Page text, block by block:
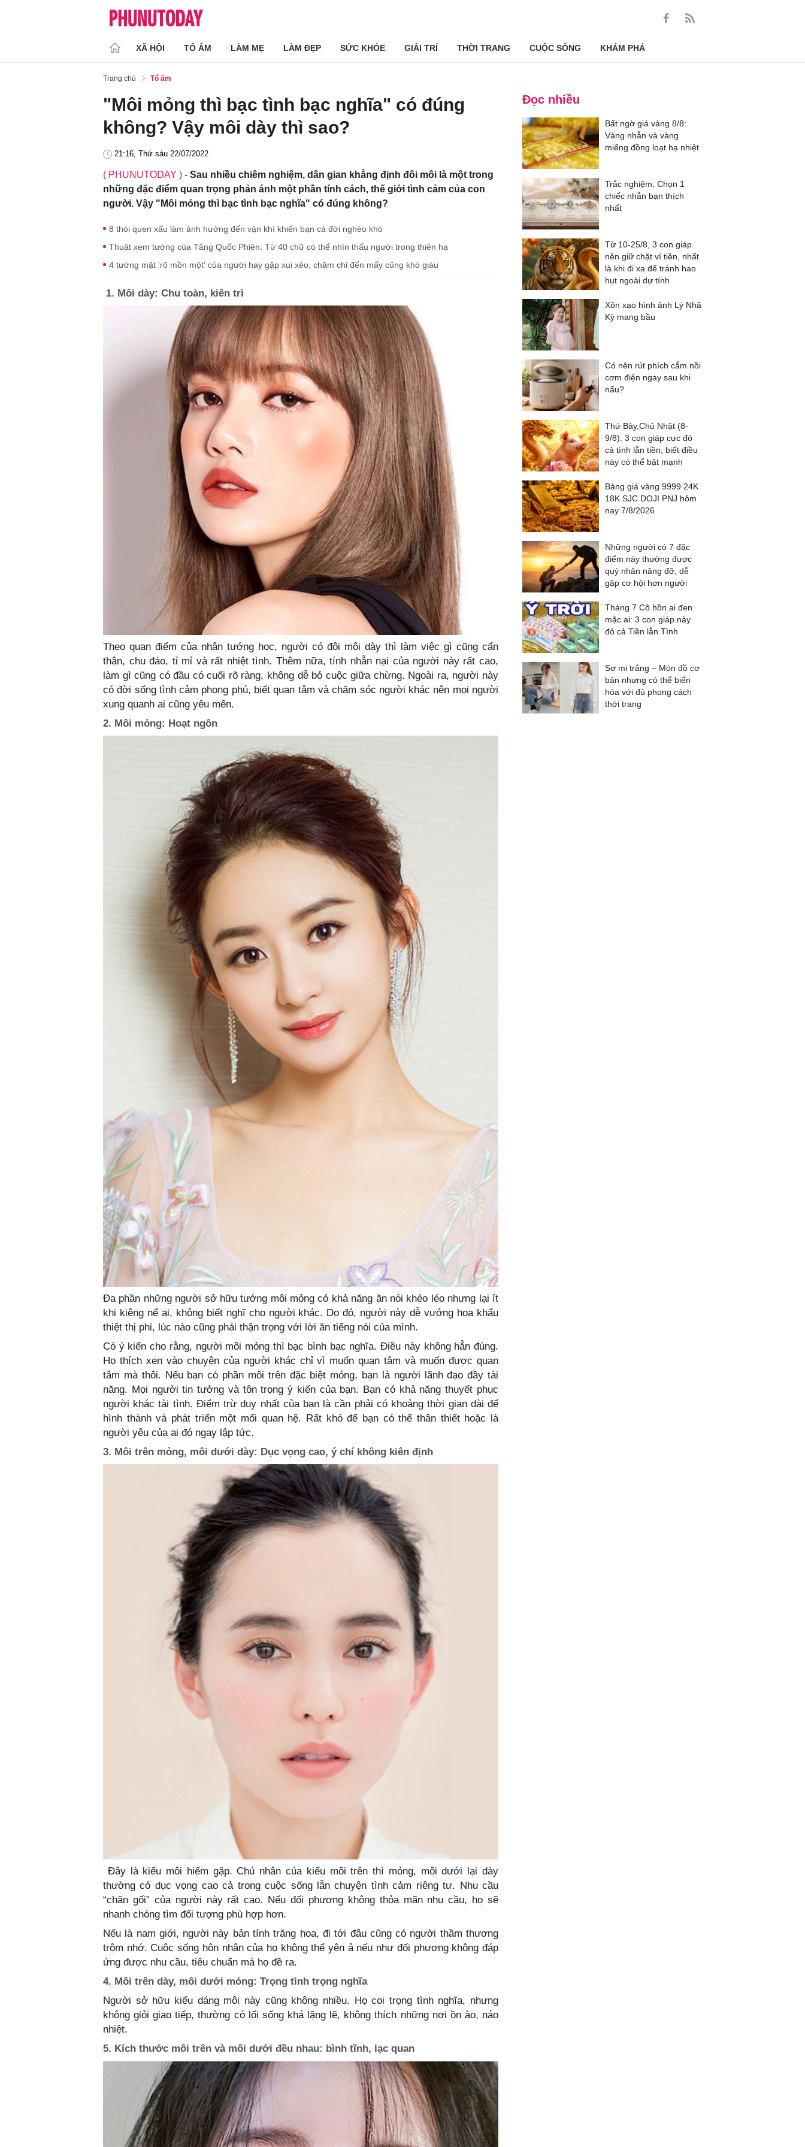
XÃ HỘI TỔ ẤM LÀM MẸ LÀM ĐẸP SỨC KHỎE GIẢI TRÍ THỜI TRANG CUỘC SỐNG KHÁM PHÁ
Trang chủ Tổ ấm
"Môi mỏng thì bạc tình bạc nghĩa" có đúng
không? Vậy môi dày thì sao?
21:16, Thứ sáu 22/07/2022
( PHUNUTODAY ) - Sau nhiều chiêm nghiệm, dân gian khẳng định đôi môi là một trong
những đặc điểm quan trọng phản ánh một phần tính cách, thế giới tình cảm của con
người. Vậy "Môi mỏng thì bạc tình bạc nghĩa" có đúng không?
8 thói quen xấu làm ảnh hưởng đến vận khí khiến bạn cả đời nghèo khó
Thuật xem tướng của Tăng Quốc Phiên: Từ 40 chữ có thể nhìn thấu người trong thiên hạ
4 tướng mặt 'rõ mồn một' của người hay gặp xui xẻo, chăm chỉ đến mấy cũng khó giàu
1. Môi dày: Chu toàn, kiên trì
Theo quan điểm của nhân tướng học, người có đôi môi dày thì làm việc gì cũng cẩn
thận, chu đáo, tỉ mỉ và rất nhiệt tình. Thêm nữa, tính nhẫn nại của người này rất cao,
làm gì cũng có đầu có cuối rõ ràng, không dễ bỏ cuộc giữa chừng. Ngoài ra, người này
có đời sống tình cảm phong phú, biết quan tâm và chăm sóc người khác nên mọi người
xung quanh ai cũng yêu mến.
2. Môi mỏng: Hoạt ngôn
Đa phần những người sở hữu tướng môi mỏng có khả năng ăn nói khéo léo nhưng lại ít
khi kiêng nể ai, không biết nghĩ cho người khác. Do đó, người này dễ vướng họa khẩu
thiệt thị phi, lúc nào cũng phải thận trọng với lời ăn tiếng nói của mình.
Có ý kiến cho rằng, người môi mỏng thì bạc bình bạc nghĩa. Điều này không hẳn đúng.
Họ thích xen vào chuyện của người khác chỉ vì muốn quan tâm và muốn được quan
tâm mà thôi. Nếu bạn có phần môi trên đặc biệt mỏng, bạn là người lãnh đạo đầy tài
năng. Mọi người tin tưởng và tôn trọng ý kiến của bạn. Bạn có khả năng thuyết phục
người khác tài tình. Điểm trừ duy nhất của bạn là cần phải có khoảng thời gian dài để
hình thành và phát triển một mối quan hệ. Rất khó để bạn có thể thân thiết hoặc là
người yêu của ai đó ngay lập tức.
3. Môi trên mỏng, môi dưới dày: Dục vọng cao, ý chí không kiên định
Đây là kiểu môi hiếm gặp. Chủ nhân của kiểu môi trên thì mỏng, môi dưới lại dày
thường có dục vọng cao cả trong cuộc sống lẫn chuyện tình cảm riêng tư. Nhu cầu
“chăn gối” của người này rất cao. Nếu đối phương không thỏa mãn nhu cầu, họ sẽ
nhanh chóng tìm đối tượng phù hợp hơn.
Nếu là nam giới, người này bản tính trăng hoa, đi tới đâu cũng có người thầm thương
trộm nhớ. Cuộc sống hôn nhân của họ không thể yên ả nếu như đối phương không đáp
ứng được nhu cầu, tiêu chuẩn mà họ đề ra.
4. Môi trên dày, môi dưới mỏng: Trọng tình trọng nghĩa
Người sở hữu kiểu dáng môi này cũng không nhiều. Họ coi trọng tình nghĩa, nhưng
không giỏi giao tiếp, thường có lối sống khá lặng lẽ, không thích những nơi ồn ào, náo
nhiệt.
5. Kích thước môi trên và môi dưới đều nhau: bình tĩnh, lạc quan
Đọc nhiều
Bất ngờ giá vàng 8/8:
Vàng nhẫn và vàng
miếng đồng loạt hạ nhiệt
Trắc nghiệm: Chọn 1
chiếc nhẫn bạn thích
nhất
Từ 10-25/8, 3 con giáp
nên giữ chặt ví tiền, nhất
là khi đi xa để tránh hao
hụt ngoài dự tính
Xôn xao hình ảnh Lý Nhã
Kỳ mang bầu
Có nên rút phích cắm nồi
cơm điện ngay sau khi
nấu?
Thứ Bảy,Chủ Nhật (8-
9/8): 3 con giáp cực đỏ
cả tình lẫn tiền, biết điều
này có thể bật mạnh
Bảng giá vàng 9999 24K
18K SJC DOJI PNJ hôm
nay 7/8/2026
Những người có 7 đặc
điểm này thường được
quý nhân nâng đỡ, dễ
gặp cơ hội hơn người
Tháng 7 Cô hồn ai đen
mặc ai: 3 con giáp này
đỏ cả Tiền lẫn Tình
Sơ mi trắng – Món đồ cơ
bản nhưng có thể biến
hóa với đủ phong cách
thời trang